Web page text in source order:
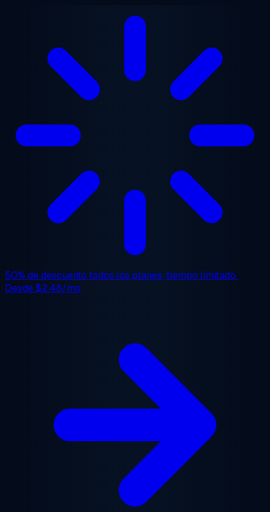
50% de descuento todos los planes, tiempo limitado.
Desde$2.48/mo